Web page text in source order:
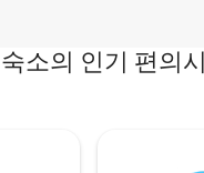
소의 인기 편의